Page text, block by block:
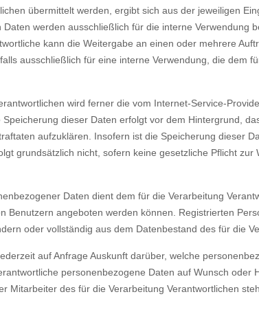
übermittelt werden, ergibt sich aus der jeweiligen
werden ausschließlich für die interne Verwendung
kann die Weitergabe an einen oder mehrere
ausschließlich für eine interne Verwendung, die dem
wird ferner die vom Internet-Service-
dieser Daten erfolgt vor dem Hintergrund,
aufzuklären. Insofern ist die Speicherung dieser
grundsätzlich nicht, sofern keine gesetzliche Pflicht
Daten dient dem für die Verarbeitung
angeboten werden können. Registrierten
oder vollständig aus dem Datenbestand des für die
auf Anfrage Auskunft darüber, welche
personenbezogene Daten auf Wunsch oder
Mitarbeiter des für die Verarbeitung Verantwortlichen